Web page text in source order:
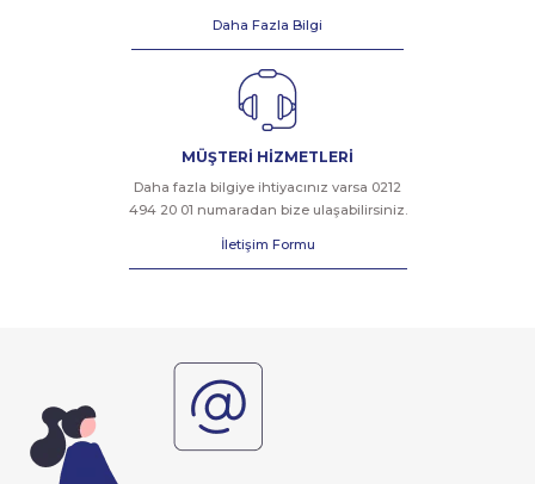
Daha Fazla Bilgi
MÜŞTERİ HİZMETLERİ
Daha fazla bilgiye ihtiyacınız varsa 0212
494 20 01 numaradan bize ulaşabilirsiniz.
İletişim Formu